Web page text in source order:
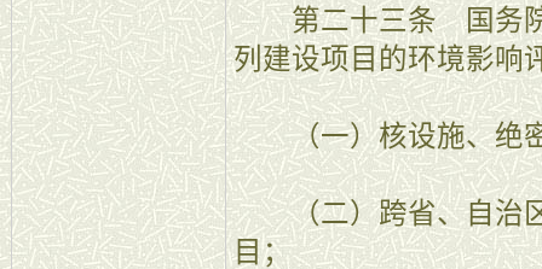
第二十三条 国务院
列建设项目的环境影响
（一）核设施、绝密
（二）跨省、自治区
目；